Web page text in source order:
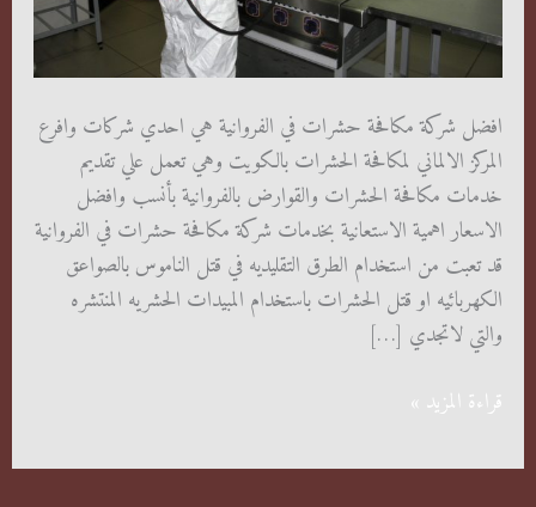
افضل شركة مكافحة حشرات في الفروانية هي احدي شركات وافرع
المركز الالماني لمكافحة الحشرات بالكويت وهي تعمل علي تقديم
خدمات مكافحة الحشرات والقوارض بالفروانية بأنسب وافضل
الاسعار اهمية الاستعانية بخدمات شركة مكافحة حشرات في الفروانية
قد تعبت من استخدام الطرق التقليديه في قتل الناموس بالصواعق
الكهربائيه او قتل الحشرات باستخدام المبيدات الحشريه المنتشره
والتي لاتجدي […]
شركة
حشرات
قراءة المزيد »